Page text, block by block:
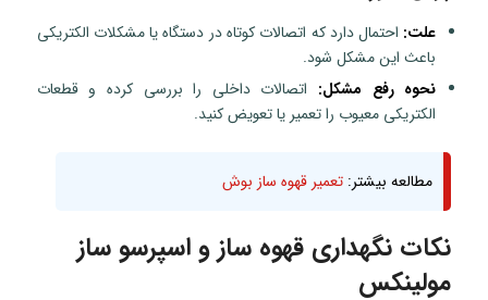
علت: احتمال دارد که اتصالات کوتاه در دستگاه یا مشکلات الکتریکی
باعث این مشکل شود.
نحوه رفع مشکل: اتصالات داخلی را بررسی کرده و قطعات
الکتریکی معیوب را تعمیر یا تعویض کنید.
مطالعه بیشتر: تعمیر قهوه ساز بوش
نکات نگهداری قهوه ساز و اسپرسو ساز
مولینکس